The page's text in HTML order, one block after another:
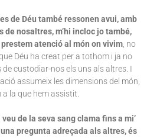
de Déu també ressonen avui, amb
nosaltres, m’hi incloc jo també,
atenció al món on vivim, no
Déu ha creat per a tothom i ja no
custodiar-nos els uns als altres. I
assumeix les dimensions del món,
a la que hem assistit.
veu de la seva sang clama fins a mi’
pregunta adreçada als altres, és